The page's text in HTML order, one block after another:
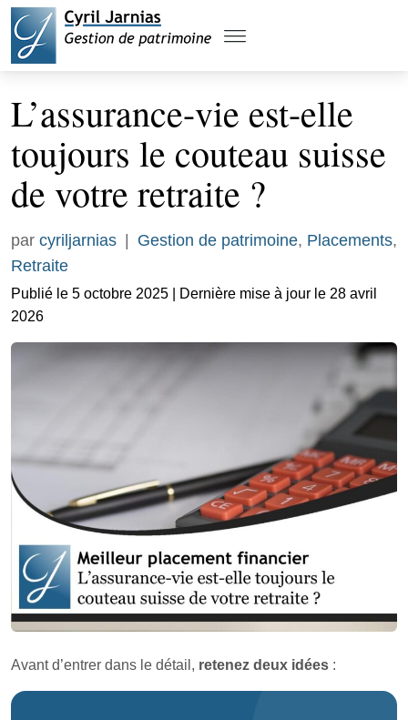
L’assurance-vie est-elle
toujours le couteau suisse
de votre retraite ?
par cyriljarnias Gestion de patrimoine, Placements,
Retraite
Publié le 5 octobre 2025 | Dernière mise à jour le 28 avril
2026
Avant d’entrer dans le détail, retenez deux idées :